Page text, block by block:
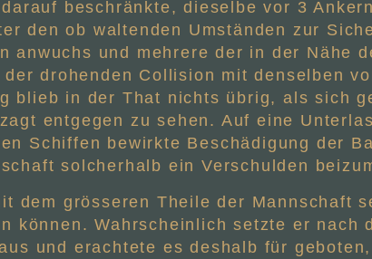
beschränkte, dieselbe vor 3
den ob waltenden Umständen zur
anwuchs und mehrere der in der Nähe
drohenden Collision mit denselben
blieb in der That nichts übrig, als sich
entgegen zu sehen. Auf eine
Schiffen bewirkte Beschädigung der
solcherhalb ein Verschulden
dem grösseren Theile der Mannschaft
können. Wahrscheinlich setzte er nach
und erachtete es deshalb für